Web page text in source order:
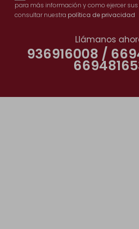
para más información y como ejercer
consultar nuestra política de privacidad
Llámanos
936916008 /